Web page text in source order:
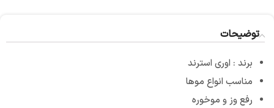
توضیحات
برند : اوری استرند
مناسب انواع موها
رفع وز و موخوره